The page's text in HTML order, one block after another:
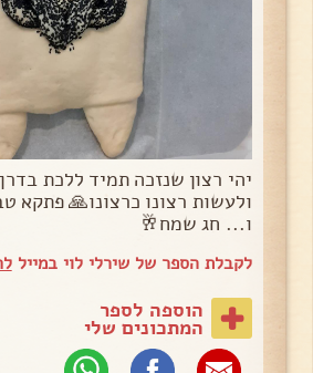
יהי רצון שנזכה תמיד ללכת
ולעשות רצונו כרצונו🙏 פתקא
ו... חג שמח🥂
לקבלת הספר של שירלי לוי במייל
הוספה לספר
המתכונים שלי